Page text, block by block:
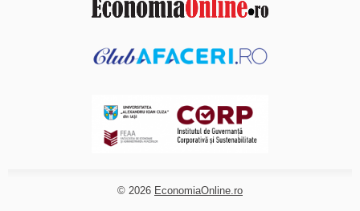
© 2026 EconomiaOnline.ro